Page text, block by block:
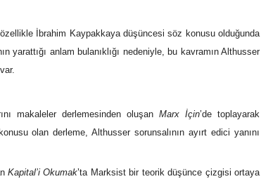
İbrahim Kaypakkaya düşüncesi söz konusu olduğunda
yarattığı anlam bulanıklığı nedeniyle, bu kavramın Althusser
makaleler derlemesinden oluşan Marx İçin’de toplayarak
olan derleme, Althusser sorunsalının ayırt edici yanını
Kapital’i Okumak’ta Marksist bir teorik düşünce çizgisi ortaya